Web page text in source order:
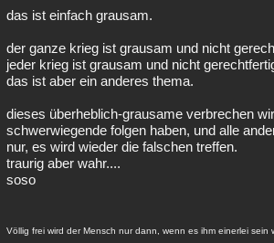
das ist einfach grausam.
der ganze krieg ist grausam und nicht
jeder krieg ist grausam und nicht
das ist aber ein anderes thema.
dieses überheblich-grausame verbrechen
schwerwiegende folgen haben, und alle
nur, es wird wieder die falschen treffen.
traurig aber wahr....
soso
Völlig frei wird der Mensch nur dann, wenn es ihm einerlei sein